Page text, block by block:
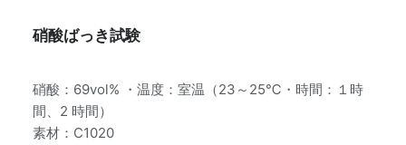
硝酸ばっき試験
硝酸：69vol% ・温度：室温（23～25℃・時間：１時
間、2 時間）
素材：C1020